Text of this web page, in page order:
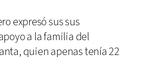
expresó sus sus
a la familia del
quien apenas tenía 22